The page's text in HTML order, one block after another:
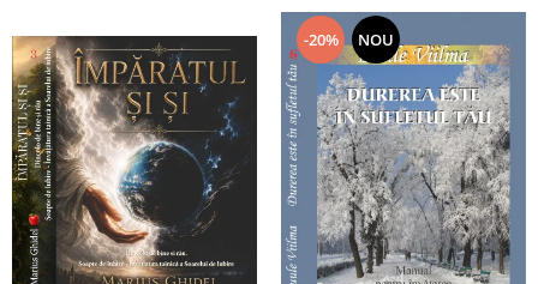
-20% NOU